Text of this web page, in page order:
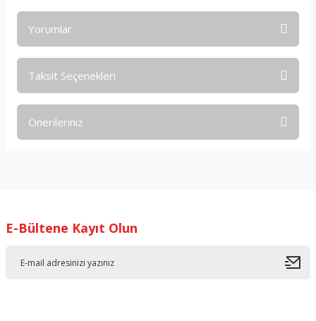
Yorumlar
Taksit Seçenekleri
Önerileriniz
Ürün resmi kalitesiz, bozuk veya görüntülenemiyor.
E-Bültene Kayıt Olun